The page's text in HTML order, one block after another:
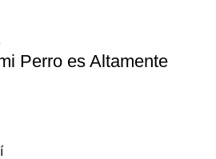
Perro es Altamente